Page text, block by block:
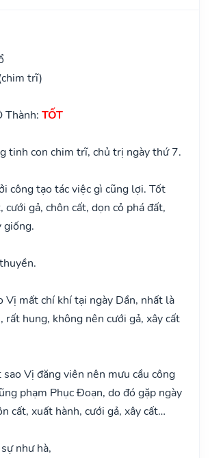
trĩ)
Thành: TỐT
tinh con chim trĩ, chủ trị ngày thứ 7.
công tạo tác việc gì cũng lợi. Tốt
cưới gả, chôn cất, dọn cỏ phá đất,
giống.
Vị mất chí khí tại ngày Dần, nhất là
rất hung, không nên cưới gả, xây cất
sao Vị đăng viên nên mưu cầu công
phạm Phục Đoạn, do đó gặp ngày
cất, xuất hành, cưới gả, xây cất…
như hà,